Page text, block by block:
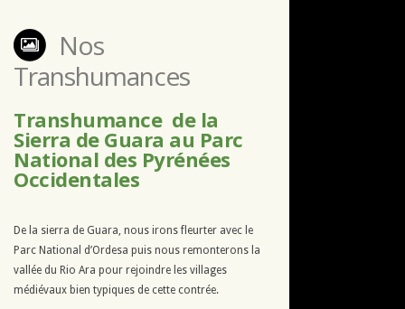
Nos
Transhumances
Transhumance de la
Sierra de Guara au Parc
National des Pyrénées
Occidentales
De la sierra de Guara, nous irons fleurter avec le
Parc National d’Ordesa puis nous remonterons la
vallée du Rio Ara pour rejoindre les villages
médiévaux bien typiques de cette contrée.